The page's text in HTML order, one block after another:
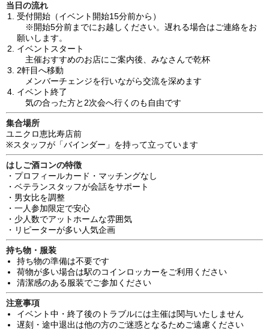
当日の流れ
受付開始（イベント開始15分前から）
※開始5分前までにお越しください。遅れる場合はご連絡をお
願いします。
イベントスタート
主催おすすめのお店にご案内後、みなさんで乾杯
2軒目へ移動
メンバーチェンジを行いながら交流を深めます
イベント終了
気の合った方と2次会へ行くのも自由です
集合場所
ユニクロ恵比寿店前
※スタッフが「バインダー」を持って立っています
はしご酒コンの特徴
・プロフィールカード・マッチングなし
・ベテランスタッフが会話をサポート
・男女比を調整
・一人参加限定で安心
・少人数でアットホームな雰囲気
・リピーターが多い人気企画
持ち物・服装
持ち物の準備は不要です
荷物が多い場合は駅のコインロッカーをご利用ください
清潔感のある服装でご参加ください
注意事項
イベント中・終了後のトラブルには主催は関与いたしません
遅刻・途中退出は他の方のご迷惑となるためご遠慮ください